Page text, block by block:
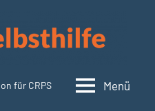
für CRPS Menü